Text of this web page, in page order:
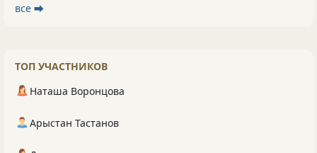
все ⮕
ТОП УЧАСТНИКОВ
Наташа Воронцова
Арыстан Тастанов